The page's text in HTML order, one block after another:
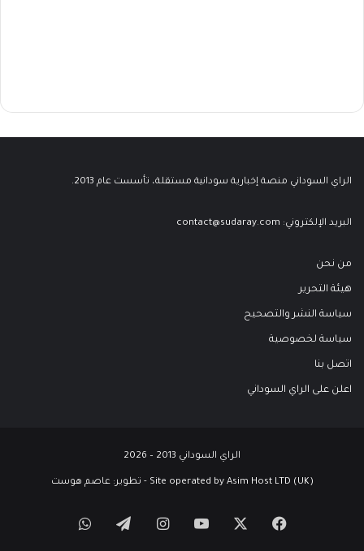
الراي السوداني منصة إخبارية سودانية مستقلة، تأسست عام 2013.
البريد الإلكتروني: contact@sudaray.com
من نحن
هيئة التحرير
سياسة النشر والتصحيح
سياسة لخصوصية
اتصل بنا
اعلن على الراي السوداني
الراي السوداني 2013 – 2026
Site operated by Asim Host LTD (UK) - تطوير: عاصم هوست
فيسبوك ‫YouTubeانستقرامتيلقرامواتساب